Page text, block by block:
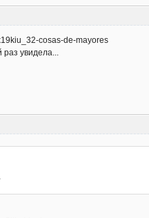
cosas-de-mayores
раз увидела...